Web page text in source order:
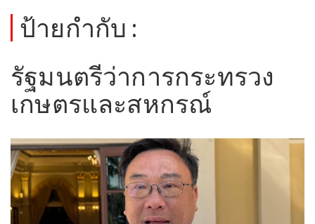
ป้ายกำกับ :
รัฐมนตรีว่าการกระทรวง
เกษตรและสหกรณ์